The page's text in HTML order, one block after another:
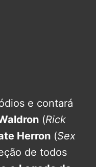
e contará
(Rick
Herron (Sex
de todos